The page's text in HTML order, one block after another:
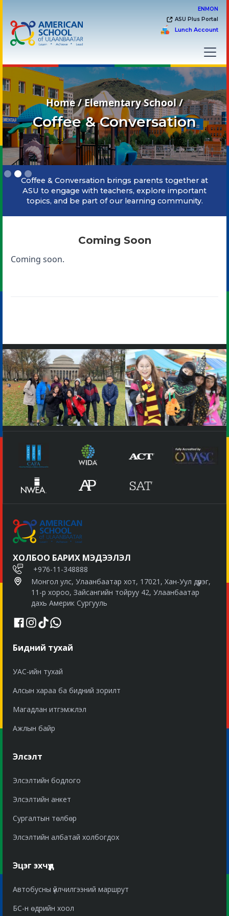
ENMON
ASU Plus Portal
Lunch Account
Home / Elementary School /
Coffee & Conversation
Slide 2 of 3.
Coffee & Conversation brings parents together at
ASU to engage with teachers, explore important
topics, and be part of our learning community.
Coming Soon
Coming soon.
ХОЛБОО БАРИХ МЭДЭЭЛЭЛ
+976-11-348888
Монгол улс, Улаанбаатар хот, 17021, Хан-Уул дүүрэг,
11-р хороо, Зайсангийн тойруу 42, Улаанбаатар
дахь Америк Сургууль
Бидний тухай
УАС-ийн тухай
Алсын хараа ба бидний зорилт
Магадлан итгэмжлэл
Ажлын байр
Элсэлт
Элсэлтийн бодлого
Элсэлтийн анкет
Сургалтын төлбөр
Элсэлтийн албатай холбогдох
Эцэг эхчүүд
Автобусны үйлчилгээний маршрут
БС-н өдрийн хоол